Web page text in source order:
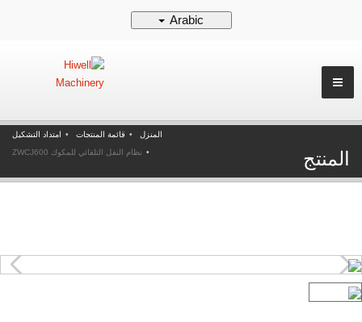
Arabic
المنتج
المنزل قائمة المنتجات
امتداد التشكيل
نظام النقل التلقائي للمكوك ZWCJ600